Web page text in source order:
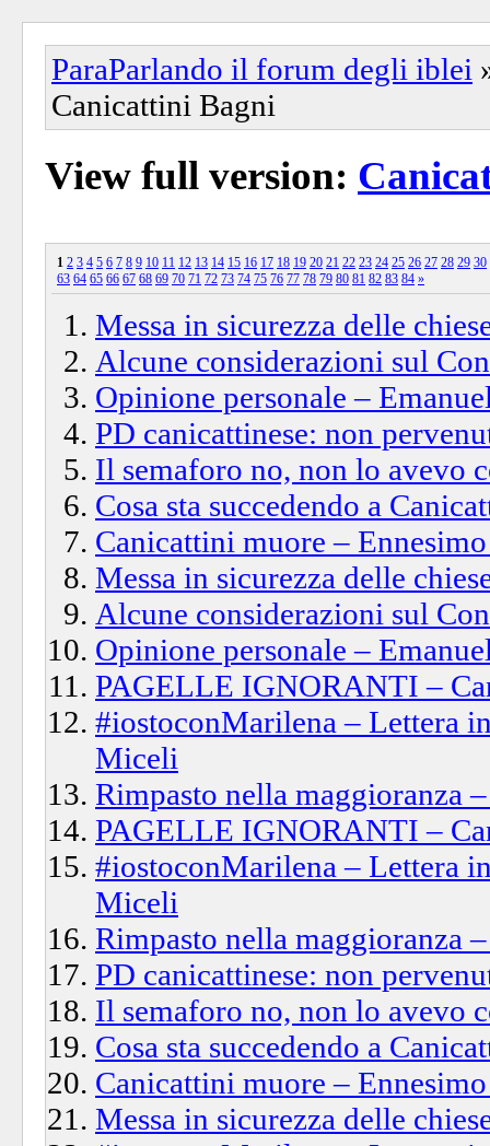
ParaParlando il forum degli iblei
Canicattini Bagni
View full version:
1 2 3 4 5 6 7 8 9 10 11 12 13 14 15 16 17 18 19 20 21 22 23 24 25 26 27 28 29 30
63 64 65 66 67 68 69 70 71 72 73 74 75 76 77 78 79 80 81 82 83 84 »
Messa in sicurezza delle
Alcune considerazioni sul
Opinione personale –
PD canicattinese: non
Il semaforo no, non lo avevo
Cosa sta succedendo a
Canicattini muore –
Messa in sicurezza delle
Alcune considerazioni sul
Opinione personale –
PAGELLE IGNORANTI –
#iostoconMarilena – Lettera
Miceli
Rimpasto nella maggioranza
PAGELLE IGNORANTI –
#iostoconMarilena – Lettera
Miceli
Rimpasto nella maggioranza
PD canicattinese: non
Il semaforo no, non lo avevo
Cosa sta succedendo a
Canicattini muore –
Messa in sicurezza delle